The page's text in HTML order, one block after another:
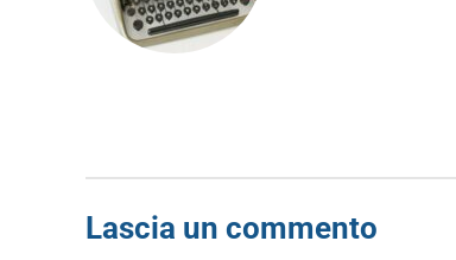
Lascia un commento